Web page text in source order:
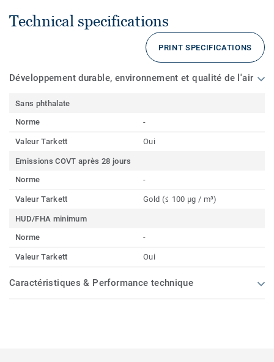
Technical specifications
PRINT SPECIFICATIONS
Développement durable, environnement et qualité de l'air
Sans phthalate
Norme
-
Valeur Tarkett Oui
Emissions COVT après 28 jours
Norme
-
Valeur Tarkett Gold (≤ 100 µg / m³)
HUD/FHA minimum
Norme
-
Valeur Tarkett Oui
Caractéristiques & Performance technique